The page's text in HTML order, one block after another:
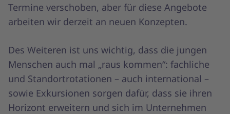
Termine verschoben, aber für diese Angebote
arbeiten wir derzeit an neuen Konzepten.
Des Weiteren ist uns wichtig, dass die jungen
Menschen auch mal „raus kommen“: fachliche
und Standortrotationen – auch international –
sowie Exkursionen sorgen dafür, dass sie ihren
Horizont erweitern und sich im Unternehmen